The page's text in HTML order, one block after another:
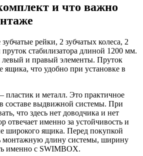
и что важно
рейки, 2 зубчатых колеса, 2
стабилизатора длиной 1200 мм.
и правый элементы. Пруток
ящика, что удобно при установке в
и металл. Это практичное
составе выдвижной системы. При
что здесь нет доводчика и нет
отвечает именно за устойчивость и
широкого ящика. Перед покупкой
монтажную длину системы, ширину
именно с SWIMBOX.